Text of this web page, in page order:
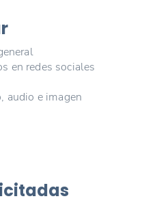
en redes sociales
audio e imagen